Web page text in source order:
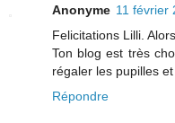
Anonyme 11 février
Felicitations Lilli.
Ton blog est très
régaler les pupilles et
Répondre